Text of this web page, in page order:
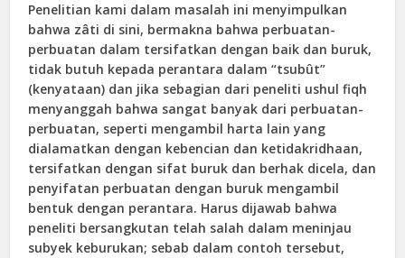
Penelitian kami dalam masalah ini menyimpulkan
bahwa zâti di sini, bermakna bahwa perbuatan-
perbuatan dalam tersifatkan dengan baik dan buruk,
tidak butuh kepada perantara dalam “tsubût”
(kenyataan) dan jika sebagian dari peneliti ushul fiqh
menyanggah bahwa sangat banyak dari perbuatan-
perbuatan, seperti mengambil harta lain yang
dialamatkan dengan kebencian dan ketidakridhaan,
tersifatkan dengan sifat buruk dan berhak dicela, dan
penyifatan perbuatan dengan buruk mengambil
bentuk dengan perantara. Harus dijawab bahwa
peneliti bersangkutan telah salah dalam meninjau
subyek keburukan; sebab dalam contoh tersebut,